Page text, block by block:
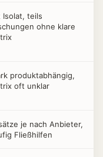
Isolat, teils
ohne klare
produktabhängig,
oft unklar
je nach Anbieter,
Fließhilfen